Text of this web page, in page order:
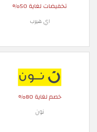
تخفيضات لغاية 50%
اي هيرب
خصم لغاية 80%
نون